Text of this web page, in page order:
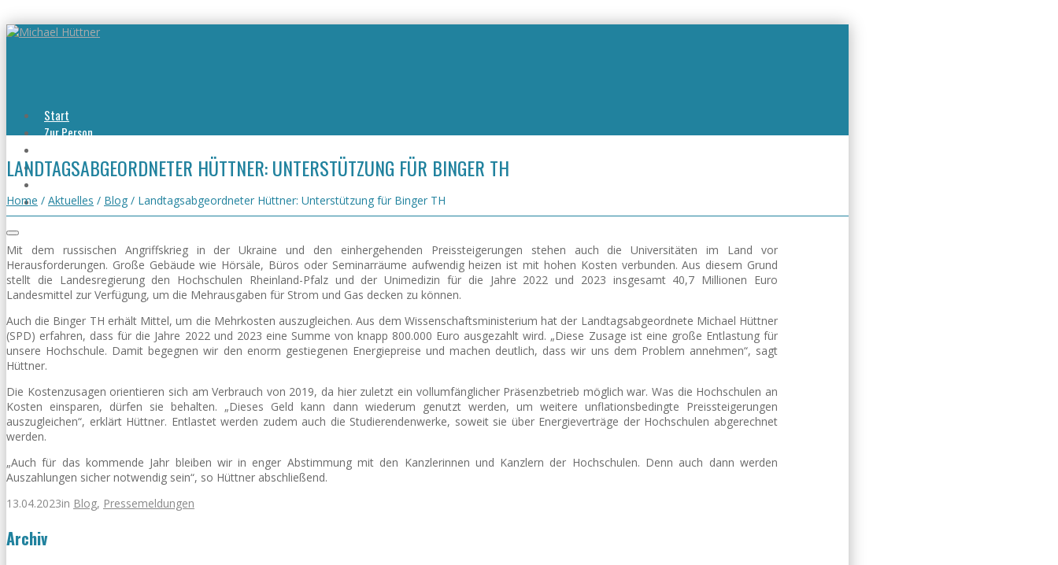
Start
Zur Person
Viel erreicht
Kontakt
LANDTAGSABGEORDNETER HÜTTNER: UNTERSTÜTZUNG FÜR BINGER TH
Home / Aktuelles / Blog / Landtagsabgeordneter Hüttner: Unterstützung für Binger TH
Mit dem russischen Angriffskrieg in der Ukraine und den einhergehenden Preissteigerungen stehen auch die Universitäten im Land vor
Herausforderungen. Große Gebäude wie Hörsäle, Büros oder Seminarräume aufwendig heizen ist mit hohen Kosten verbunden. Aus diesem Grund
stellt die Landesregierung den Hochschulen Rheinland-Pfalz und der Unimedizin für die Jahre 2022 und 2023 insgesamt 40,7 Millionen Euro
Landesmittel zur Verfügung, um die Mehrausgaben für Strom und Gas decken zu können.
Auch die Binger TH erhält Mittel, um die Mehrkosten auszugleichen. Aus dem Wissenschaftsministerium hat der Landtagsabgeordnete Michael Hüttner
(SPD) erfahren, dass für die Jahre 2022 und 2023 eine Summe von knapp 800.000 Euro ausgezahlt wird. „Diese Zusage ist eine große Entlastung für
unsere Hochschule. Damit begegnen wir den enorm gestiegenen Energiepreise und machen deutlich, dass wir uns dem Problem annehmen“, sagt
Hüttner.
Die Kostenzusagen orientieren sich am Verbrauch von 2019, da hier zuletzt ein vollumfänglicher Präsenzbetrieb möglich war. Was die Hochschulen an
Kosten einsparen, dürfen sie behalten. „Dieses Geld kann dann wiederum genutzt werden, um weitere unflationsbedingte Preissteigerungen
auszugleichen“, erklärt Hüttner. Entlastet werden zudem auch die Studierendenwerke, soweit sie über Energieverträge der Hochschulen abgerechnet
werden.
„Auch für das kommende Jahr bleiben wir in enger Abstimmung mit den Kanzlerinnen und Kanzlern der Hochschulen. Denn auch dann werden
Auszahlungen sicher notwendig sein“, so Hüttner abschließend.
13.04.2023in Blog, Pressemeldungen
Archiv